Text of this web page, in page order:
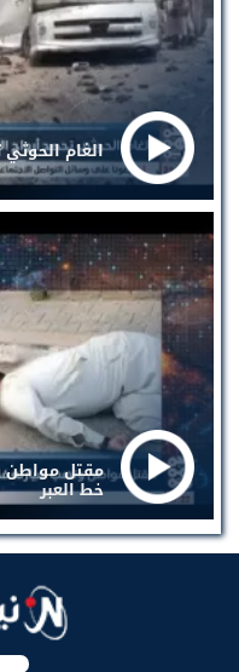
الغام
مقتل مواطن
خط العبر